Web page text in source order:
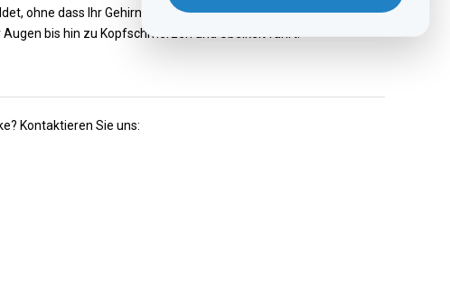
ohne dass Ihr Gehirn die bei Fertiggläsern unvermeidbaren
bis hin zu Kopfschmerzen und Übelkeit führt.
Kontaktieren Sie uns: